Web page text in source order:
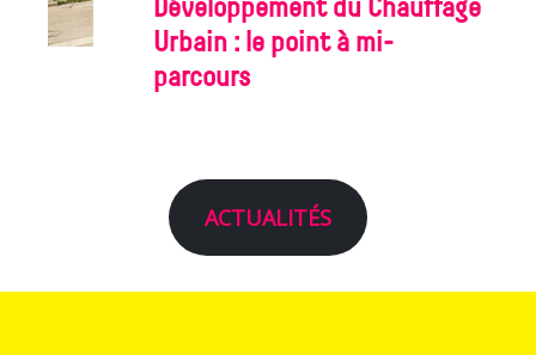
Développement du Chauffage
Urbain : le point à mi-
parcours
ACTUALITÉS